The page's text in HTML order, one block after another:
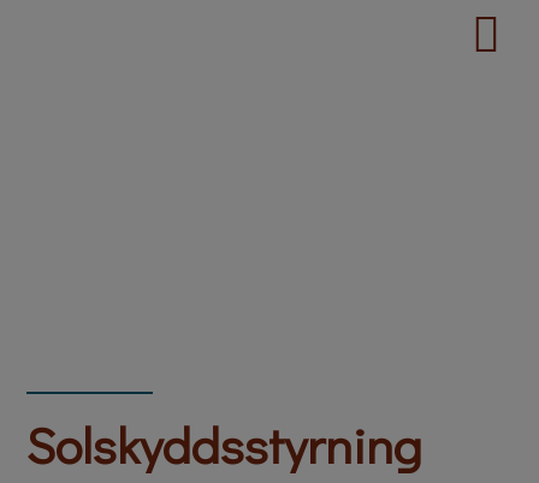
Solskyddsstyrning